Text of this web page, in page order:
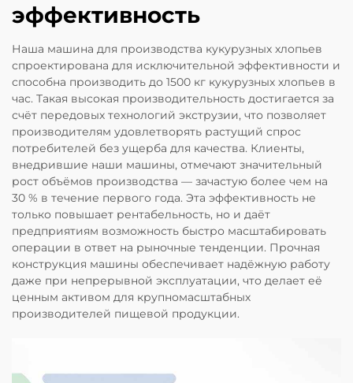
эффективность
Наша машина для производства кукурузных хлопьев
спроектирована для исключительной эффективности и
способна производить до 1500 кг кукурузных хлопьев в
час. Такая высокая производительность достигается за
счёт передовых технологий экструзии, что позволяет
производителям удовлетворять растущий спрос
потребителей без ущерба для качества. Клиенты,
внедрившие наши машины, отмечают значительный
рост объёмов производства — зачастую более чем на
30 % в течение первого года. Эта эффективность не
только повышает рентабельность, но и даёт
предприятиям возможность быстро масштабировать
операции в ответ на рыночные тенденции. Прочная
конструкция машины обеспечивает надёжную работу
даже при непрерывной эксплуатации, что делает её
ценным активом для крупномасштабных
производителей пищевой продукции.